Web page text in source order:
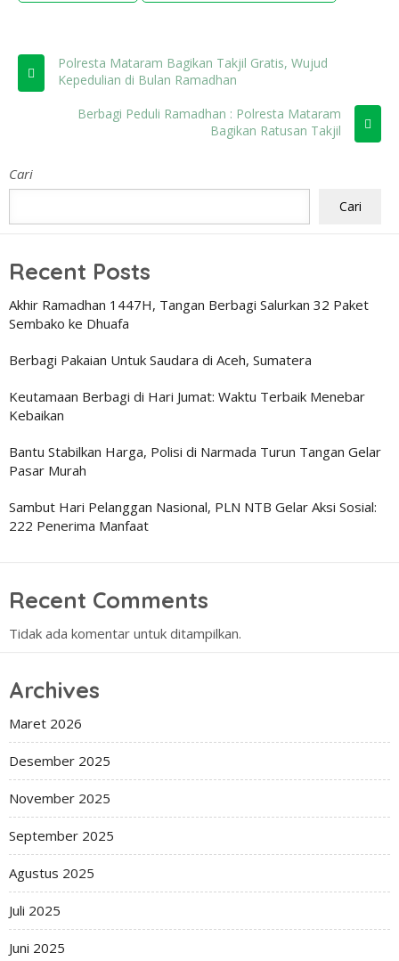
Polresta Mataram Bagikan Takjil Gratis, Wujud
Kepedulian di Bulan Ramadhan
Berbagi Peduli Ramadhan : Polresta Mataram
Bagikan Ratusan Takjil
Cari
Cari
Recent Posts
Akhir Ramadhan 1447H, Tangan Berbagi Salurkan 32 Paket
Sembako ke Dhuafa
Berbagi Pakaian Untuk Saudara di Aceh, Sumatera
Keutamaan Berbagi di Hari Jumat: Waktu Terbaik Menebar
Kebaikan
Bantu Stabilkan Harga, Polisi di Narmada Turun Tangan Gelar
Pasar Murah
Sambut Hari Pelanggan Nasional, PLN NTB Gelar Aksi Sosial:
222 Penerima Manfaat
Recent Comments
Tidak ada komentar untuk ditampilkan.
Archives
Maret 2026
Desember 2025
November 2025
September 2025
Agustus 2025
Juli 2025
Juni 2025